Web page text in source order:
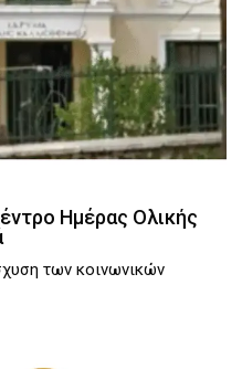
Ημέρας Ολικής
των κοινωνικών